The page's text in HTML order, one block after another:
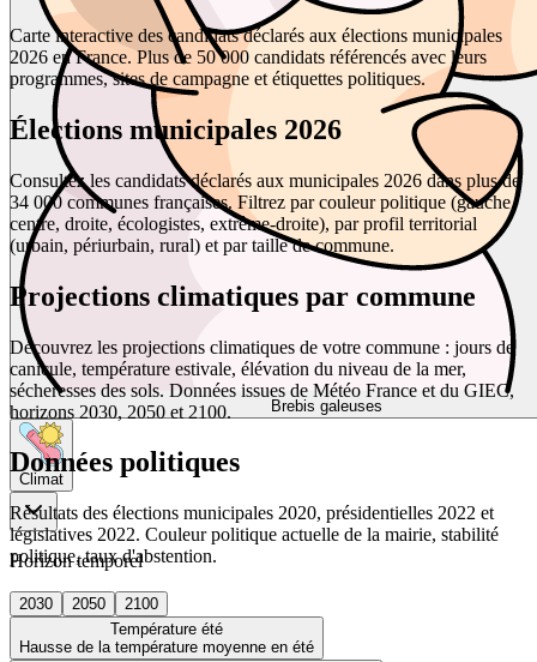
Brebis galeuses
Climat
Horizon temporel
2030 2050
2100
Température été
Hausse de la température moyenne en été
Carte interactive des candidats déclarés aux élections municipales
2026 en France. Plus de 50 000 candidats référencés avec leurs
programmes, sites de campagne et étiquettes politiques.
Élections municipales 2026
Consultez les candidats déclarés aux municipales 2026 dans plus de
34 000 communes françaises. Filtrez par couleur politique (gauche,
centre, droite, écologistes, extrême-droite), par profil territorial
(urbain, périurbain, rural) et par taille de commune.
Projections climatiques par commune
Découvrez les projections climatiques de votre commune : jours de
canicule, température estivale, élévation du niveau de la mer,
sécheresses des sols. Données issues de Météo France et du GIEC,
horizons 2030, 2050 et 2100.
Données politiques
Résultats des élections municipales 2020, présidentielles 2022 et
législatives 2022. Couleur politique actuelle de la mairie, stabilité
politique, taux d'abstention.